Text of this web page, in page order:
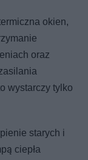
okien,
oraz
wystarczy tylko
starych i
ciepła